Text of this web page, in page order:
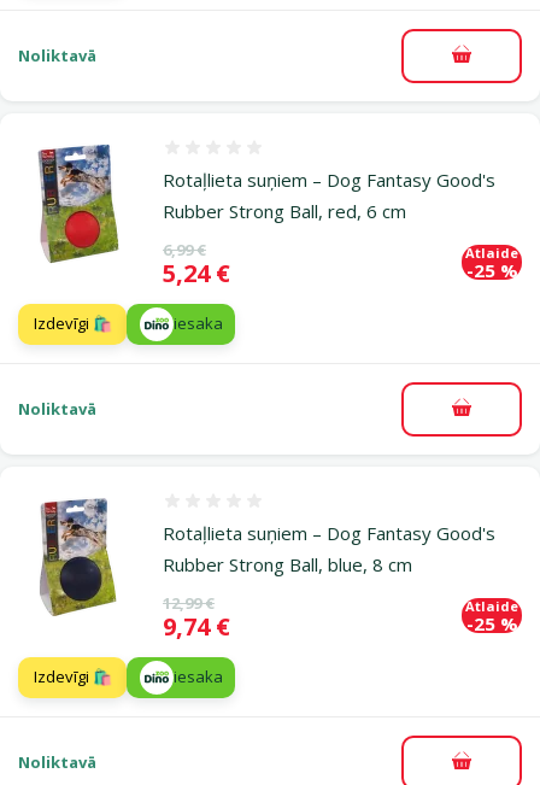
Noliktavā
Rotaļlieta suņiem – Dog Fantasy Good's
Rubber Strong Ball, red, 6 cm
Oriģinālā cena
6,99 €
Cena
5,24 €
Atlaide
-25 %
Izdevīgi 🛍️ iesaka
Noliktavā
Rotaļlieta suņiem – Dog Fantasy Good's
Rubber Strong Ball, blue, 8 cm
Oriģinālā cena
12,99 €
Cena
9,74 €
Atlaide
-25 %
Izdevīgi 🛍️ iesaka
Noliktavā